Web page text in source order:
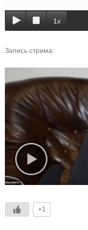
1x
Запись стрима:
+1